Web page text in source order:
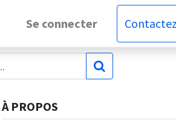
Se connecter
À PROPOS